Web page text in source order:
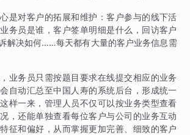
是对客户的拓展和维护：客户参与的线下活
务员是谁，客户签单明细是什么，回访客户
解决如何……每天都有大量的客户业务信息需
业务员只需按题目要求在线提交相应的业务
自动汇总至中国人寿的系统后台，形成统一
样一来，管理人员不仅可以按业务类型查看
，还能单独查看每位客户与公司的业务互动
征和偏好，从而掌握更加完善、细致的客户